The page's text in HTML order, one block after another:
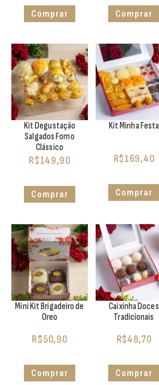
Comprar Comprar
Kit Degustação
Salgados Forno
Clássico
R$149,90
Comprar
Kit Minha Festa
R$169,40
Comprar
Mini Kit Brigadeiro de
Oreo
R$50,90
Comprar
Caixinha Doces
Tradicionais
R$48,70
Comprar